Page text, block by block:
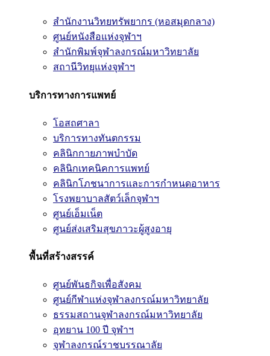
สำนักงานวิทยทรัพยากร (หอสมุดกลาง)
ศูนย์หนังสือแห่งจุฬาฯ
สำนักพิมพ์จุฬาลงกรณ์มหาวิทยาลัย
สถานีวิทยุแห่งจุฬาฯ
บริการทางการแพทย์
โอสถศาลา
บริการทางทันตกรรม
คลินิกกายภาพบำบัด
คลินิกเทคนิคการแพทย์
คลินิกโภชนาการและการกำหนดอาหาร
โรงพยาบาลสัตว์เล็กจุฬาฯ
ศูนย์เอ็มเน็ต
ศูนย์ส่งเสริมสุขภาวะผู้สูงอายุ
พื้นที่สร้างสรรค์
ศูนย์พันธกิจเพื่อสังคม
ศูนย์กีฬาแห่งจุฬาลงกรณ์มหาวิทยาลัย
ธรรมสถานจุฬาลงกรณ์มหาวิทยาลัย
อุทยาน 100 ปี จุฬาฯ
จุฬาลงกรณ์ราชบรรณาลัย